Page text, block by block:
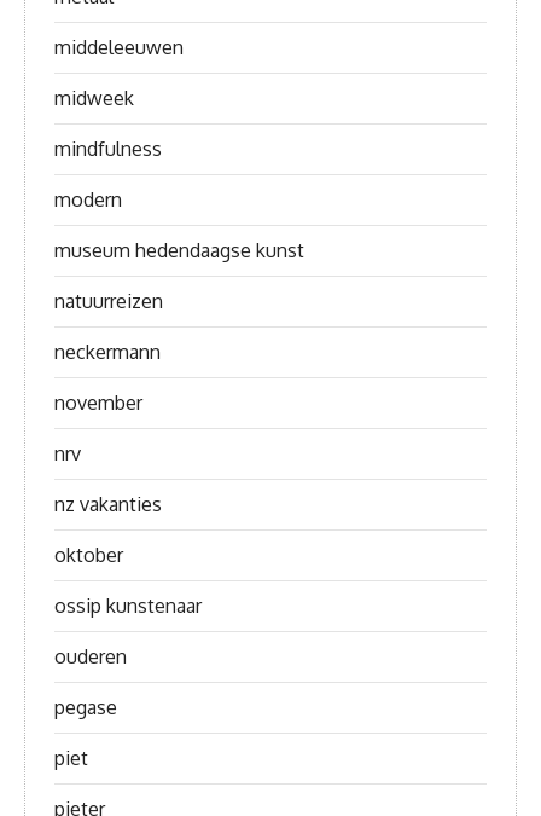
middeleeuwen
midweek
mindfulness
modern
museum hedendaagse kunst
natuurreizen
neckermann
november
nrv
nz vakanties
oktober
ossip kunstenaar
ouderen
pegase
piet
pieter